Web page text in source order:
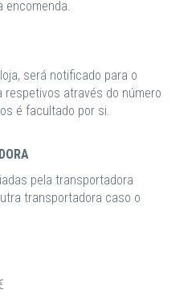
encomenda.
será notificado para o
respetivos através do número
é facultado por si.
pela transportadora
transportadora caso o